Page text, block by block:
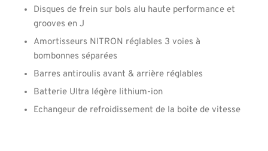
Disques de frein sur bols alu haute performance et
grooves en J
Amortisseurs NITRON réglables 3 voies à
bombonnes séparées
Barres antiroulis avant & arrière réglables
Batterie Ultra légère lithium‐ion
Echangeur de refroidissement de la boite de vitesse